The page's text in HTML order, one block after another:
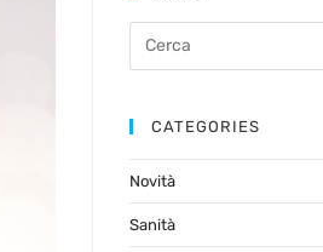
CATEGORIES
Novità
Sanità